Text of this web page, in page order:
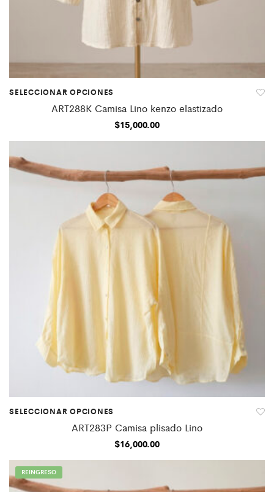
SELECCIONAR OPCIONES
ART288K Camisa Lino kenzo elastizado
$15,000.00
SELECCIONAR OPCIONES
ART283P Camisa plisado Lino
$16,000.00
REINGRESO